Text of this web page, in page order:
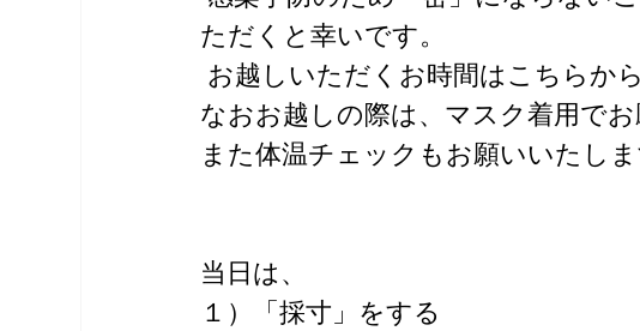
ただくと幸いです。
お越しいただくお時間はこちらか
なおお越しの際は、マスク着用でお
また体温チェックもお願いいたしま
当日は、
１）「採寸」をする